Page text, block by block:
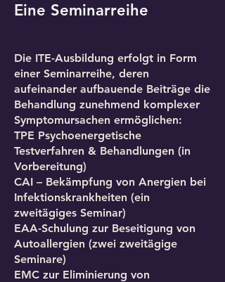
Eine Seminarreihe
Die ITE-Ausbildung erfolgt in Form
einer Seminarreihe, deren
aufeinander aufbauende Beiträge die
Behandlung zunehmend komplexer
Symptomursachen ermöglichen:
TPE Psychoenergetische
Testverfahren & Behandlungen (in
Vorbereitung)
CAI – Bekämpfung von Anergien bei
Infektionskrankheiten (ein
zweitägiges Seminar)
EAA-Schulung zur Beseitigung von
Autoallergien (zwei zweitägige
Seminare)
EMC zur Eliminierung von